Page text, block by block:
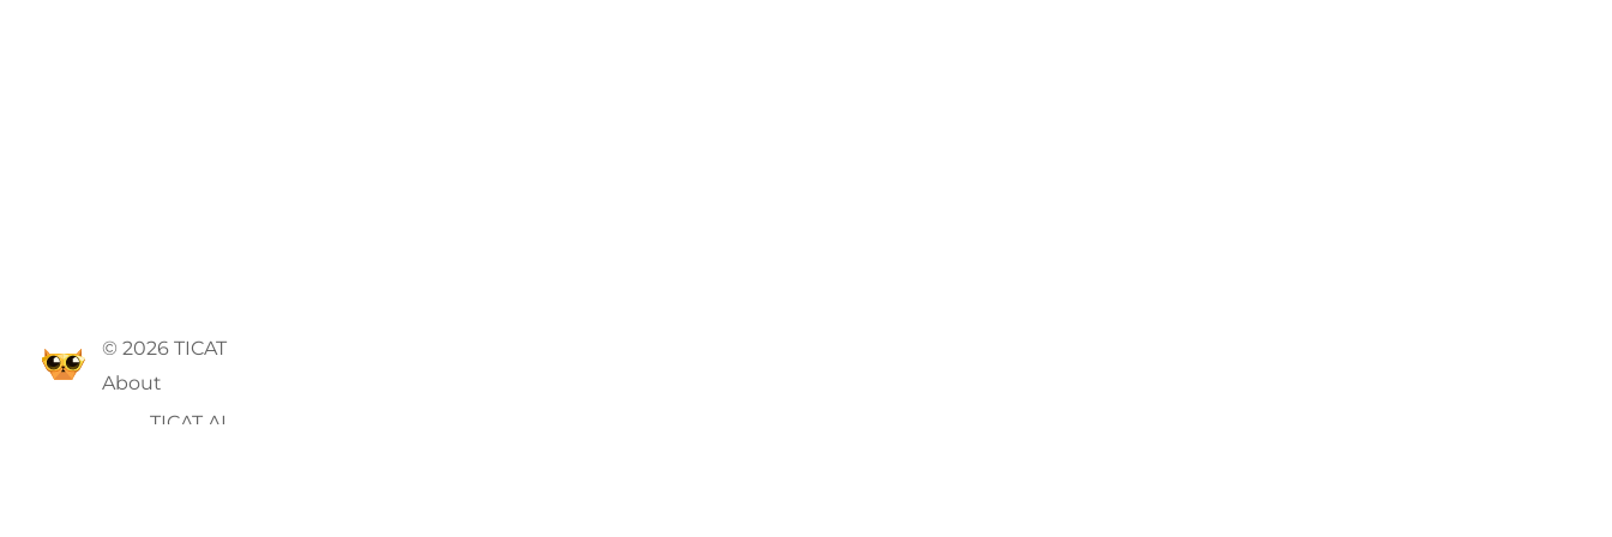
© 2026 TICAT
About
TICAT AI